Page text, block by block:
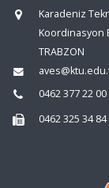
Karadeniz
Koordinasyon
TRABZON
0462 377 22
0462 325 34 84